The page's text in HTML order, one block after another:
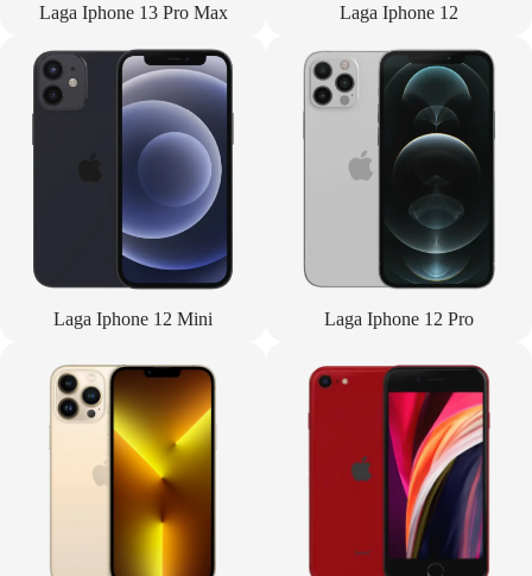
Laga Iphone 13 Pro Max Laga Iphone 12
Laga Iphone 12 Mini Laga Iphone 12 Pro